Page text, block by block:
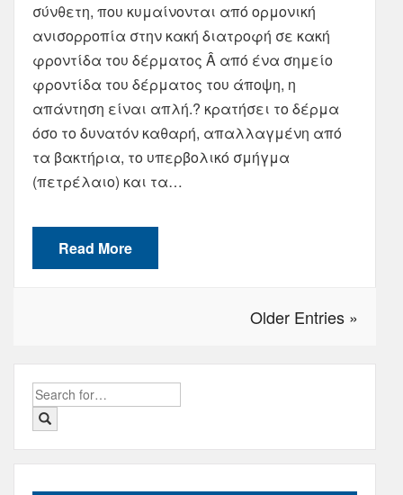
σύνθετη, που κυμαίνονται από ορμονική
ανισορροπία στην κακή διατροφή σε κακή
φροντίδα του δέρματος Â από ένα σημείο
φροντίδα του δέρματος του άποψη, η
απάντηση είναι απλή.? κρατήσει το δέρμα
όσο το δυνατόν καθαρή, απαλλαγμένη από
τα βακτήρια, το υπερβολικό σμήγμα
(πετρέλαιο) και τα…
Read More
Older Entries »
Search
for: